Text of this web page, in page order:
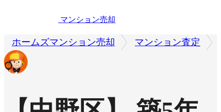
マンション売却
ホームズマンション売却 マンション査定